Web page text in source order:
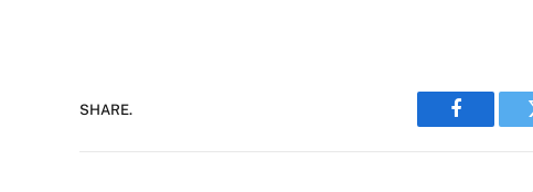
SHARE.
Facebook